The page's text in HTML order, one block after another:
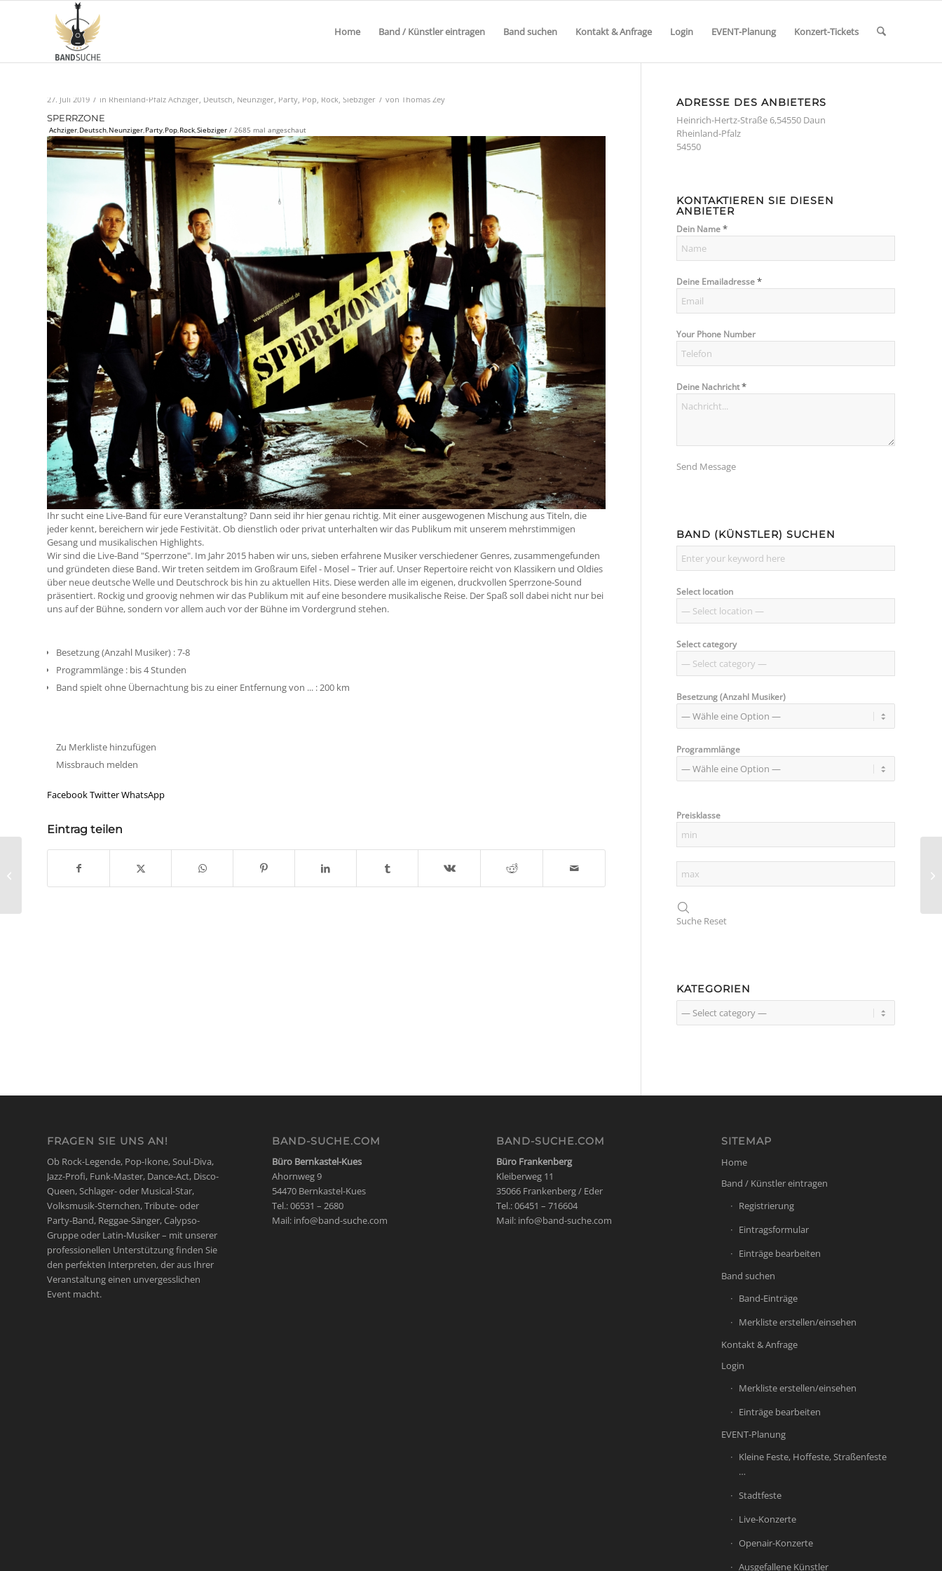
Home Band / Künstler eintragen Band suchen Kontakt & Anfrage Login EVENT-Planung Konzert-Tickets
27. Juli 2019 / in Rheinland-Pfalz Achziger, Deutsch, Neunziger, Party, Pop, Rock, Siebziger / von Thomas Zey
SPERRZONE
Achziger,Deutsch,Neunziger,Party,Pop,Rock,Siebziger / 2685 mal angeschaut
Ihr sucht eine Live-Band für eure Veranstaltung? Dann seid ihr hier genau richtig. Mit einer ausgewogenen Mischung aus Titeln, die
jeder kennt, bereichern wir jede Festivität. Ob dienstlich oder privat unterhalten wir das Publikum mit unserem mehrstimmigen
Gesang und musikalischen Highlights.
Wir sind die Live-Band "Sperrzone". Im Jahr 2015 haben wir uns, sieben erfahrene Musiker verschiedener Genres, zusammengefunden
und gründeten diese Band. Wir treten seitdem im Großraum Eifel - Mosel – Trier auf. Unser Repertoire reicht von Klassikern und Oldies
über neue deutsche Welle und Deutschrock bis hin zu aktuellen Hits. Diese werden alle im eigenen, druckvollen Sperrzone-Sound
präsentiert. Rockig und groovig nehmen wir das Publikum mit auf eine besondere musikalische Reise. Der Spaß soll dabei nicht nur bei
uns auf der Bühne, sondern vor allem auch vor der Bühne im Vordergrund stehen.
Besetzung (Anzahl Musiker) :7-8
Programmlänge : bis 4 Stunden
Band spielt ohne Übernachtung bis zu einer Entfernung von ... :200 km
Zu Merkliste hinzufügen
Missbrauch melden
FacebookTwitterWhatsApp
Eintrag teilen
ADRESSE DES ANBIETERS
Heinrich-Hertz-Straße 6,54550 Daun
Rheinland-Pfalz
54550
KONTAKTIEREN SIE DIESEN
ANBIETER
Dein Name*
Deine Emailadresse*
Your Phone Number
Deine Nachricht*
Send Message
BAND (KÜNSTLER) SUCHEN
Select location
Select category
Besetzung (Anzahl Musiker)
Programmlänge
Preisklasse
Suche Reset
KATEGORIEN
FRAGEN SIE UNS AN!
Ob Rock-Legende, Pop-Ikone, Soul-Diva,
Jazz-Profi, Funk-Master, Dance-Act, Disco-
Queen, Schlager- oder Musical-Star,
Volksmusik-Sternchen, Tribute- oder
Party-Band, Reggae-Sänger, Calypso-
Gruppe oder Latin-Musiker – mit unserer
professionellen Unterstützung finden Sie
den perfekten Interpreten, der aus Ihrer
Veranstaltung einen unvergesslichen
Event macht.
BAND-SUCHE.COM
Büro Bernkastel-Kues
Ahornweg 9
54470 Bernkastel-Kues
Tel.: 06531 – 2680
Mail: info@band-suche.com
BAND-SUCHE.COM
Büro Frankenberg
Kleiberweg 11
35066 Frankenberg / Eder
Tel.: 06451 – 716604
Mail: info@band-suche.com
SITEMAP
Home
Band / Künstler eintragen
Registrierung
Eintragsformular
Einträge bearbeiten
Band suchen
Band-Einträge
Merkliste erstellen/einsehen
Kontakt & Anfrage
Login
Merkliste erstellen/einsehen
Einträge bearbeiten
EVENT-Planung
Kleine Feste, Hoffeste, Straßenfeste
…
Stadtfeste
Live-Konzerte
Openair-Konzerte
Ausgefallene Künstler
Teddy & The Slags